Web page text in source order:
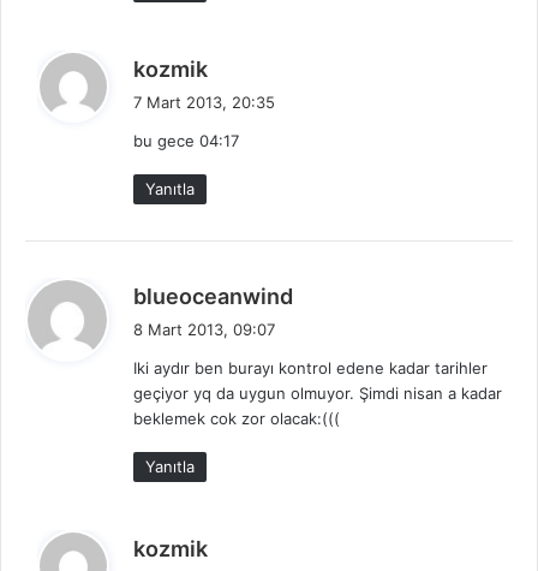
kozmik
i
7 Mart 2013, 20:35
bu gece 04:17
Yanıtla
blueoceanwind
i
k
i
8 Mart 2013, 09:07
Iki aydır ben burayı kontrol edene kadar tarihler
geçiyor yq da uygun olmuyor. Şimdi nisan a kadar
beklemek cok zor olacak:(((
Yanıtla
kozmik